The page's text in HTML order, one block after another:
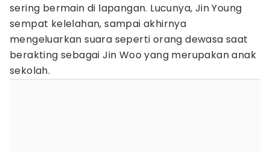
sering bermain di lapangan. Lucunya, Jin Young
sempat kelelahan, sampai akhirnya
mengeluarkan suara seperti orang dewasa saat
berakting sebagai Jin Woo yang merupakan anak
sekolah.